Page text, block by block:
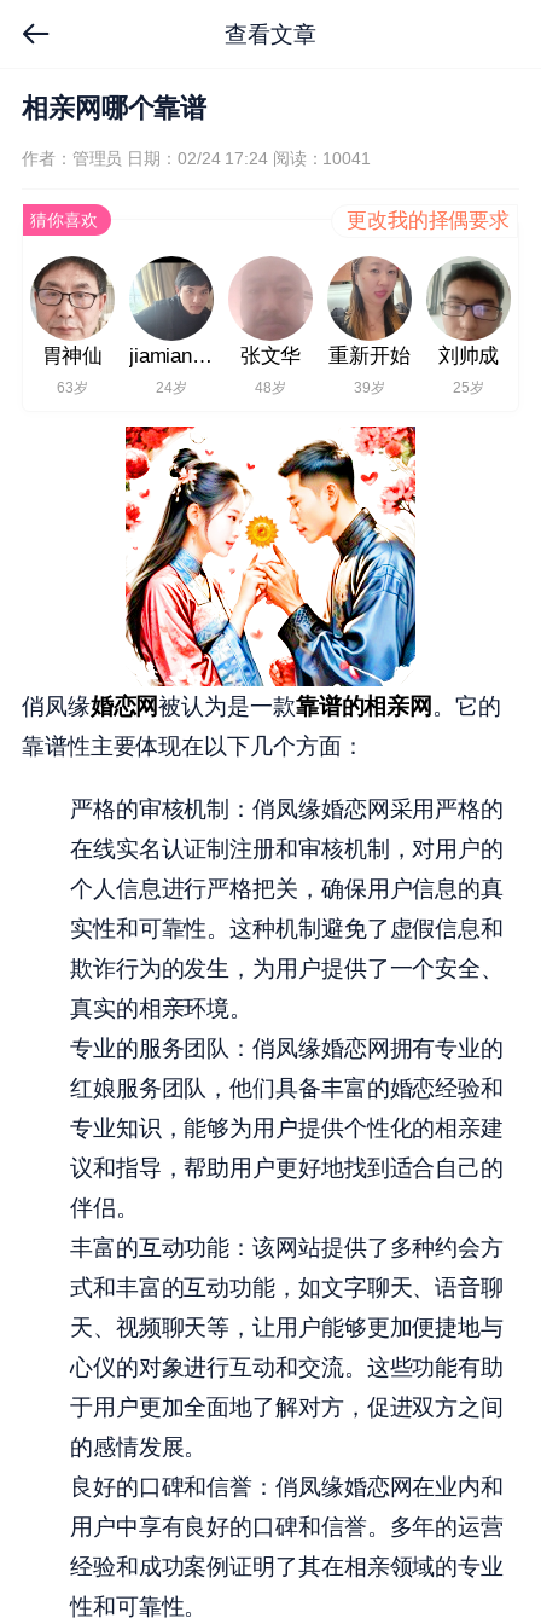
查看文章
相亲网哪个靠谱
作者：管理员 日期：02/24 17:24 阅读：10041
猜你喜欢 更改我的择偶要求
胃神仙
63岁
jiamianqs123
24岁
张文华
48岁
重新开始
39岁
刘帅成
25岁
俏凤缘婚恋网被认为是一款靠谱的相亲网 。它的
靠谱性主要体现在以下几个方面：
严格的审核机制：俏凤缘婚恋网采用严格的
在线实名认证制注册和审核机制，对用户的
个人信息进行严格把关，确保用户信息的真
实性和可靠性。这种机制避免了虚假信息和
欺诈行为的发生，为用户提供了一个安全、
真实的相亲环境。
专业的服务团队：俏凤缘婚恋网拥有专业的
红娘服务团队，他们具备丰富的婚恋经验和
专业知识，能够为用户提供个性化的相亲建
议和指导，帮助用户更好地找到适合自己的
伴侣。
丰富的互动功能：该网站提供了多种约会方
式和丰富的互动功能，如文字聊天、语音聊
天、视频聊天等，让用户能够更加便捷地与
心仪的对象进行互动和交流。这些功能有助
于用户更加全面地了解对方，促进双方之间
的感情发展。
良好的口碑和信誉：俏凤缘婚恋网在业内和
用户中享有良好的口碑和信誉。多年的运营
经验和成功案例证明了其在相亲领域的专业
性和可靠性。